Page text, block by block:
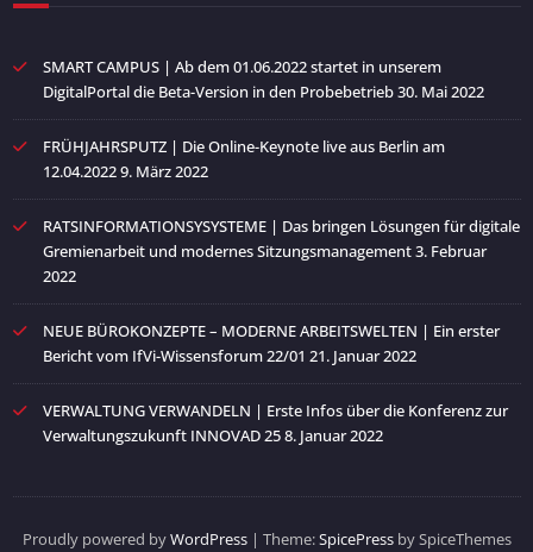
SMART CAMPUS | Ab dem 01.06.2022 startet in unserem
DigitalPortal die Beta-Version in den Probebetrieb30. Mai 2022
FRÜHJAHRSPUTZ | Die Online-Keynote live aus Berlin am
12.04.20229. März 2022
RATSINFORMATIONSYSYSTEME | Das bringen Lösungen für digitale
Gremienarbeit und modernes Sitzungsmanagement3. Februar
2022
NEUE BÜROKONZEPTE – MODERNE ARBEITSWELTEN | Ein erster
Bericht vom IfVi-Wissensforum 22/01 21. Januar 2022
VERWALTUNG VERWANDELN | Erste Infos über die Konferenz zur
Verwaltungszukunft INNOVAD 258. Januar 2022
Proudly powered byWordPress| Theme:SpicePressby SpiceThemes